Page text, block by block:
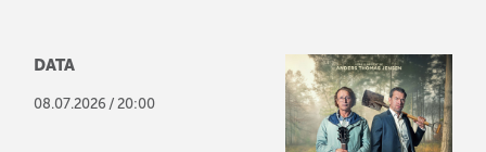
DATA
08.07.2026 / 20:00